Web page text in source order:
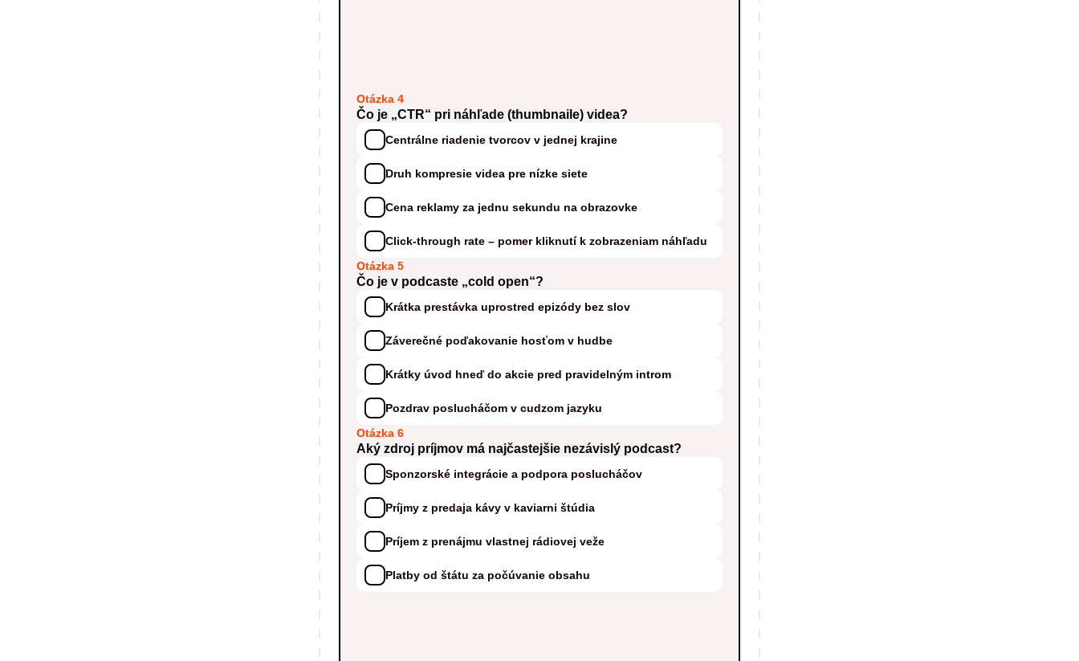
Otázka 4
Čo je „CTR“ pri náhľade (thumbnaile) videa?
Centrálne riadenie tvorcov v jednej krajine
Druh kompresie videa pre nízke siete
Cena reklamy za jednu sekundu na obrazovke
Click-through rate – pomer kliknutí k zobrazeniam náhľadu
Otázka 5
Čo je v podcaste „cold open“?
Krátka prestávka uprostred epizódy bez slov
Záverečné poďakovanie hosťom v hudbe
Krátky úvod hneď do akcie pred pravidelným introm
Pozdrav poslucháčom v cudzom jazyku
Otázka 6
Aký zdroj príjmov má najčastejšie nezávislý podcast?
Sponzorské integrácie a podpora poslucháčov
Príjmy z predaja kávy v kaviarni štúdia
Príjem z prenájmu vlastnej rádiovej veže
Platby od štátu za počúvanie obsahu